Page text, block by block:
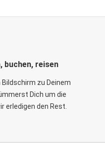
buchen, reisen
zu Deinem
Dich um die
erledigen den Rest.